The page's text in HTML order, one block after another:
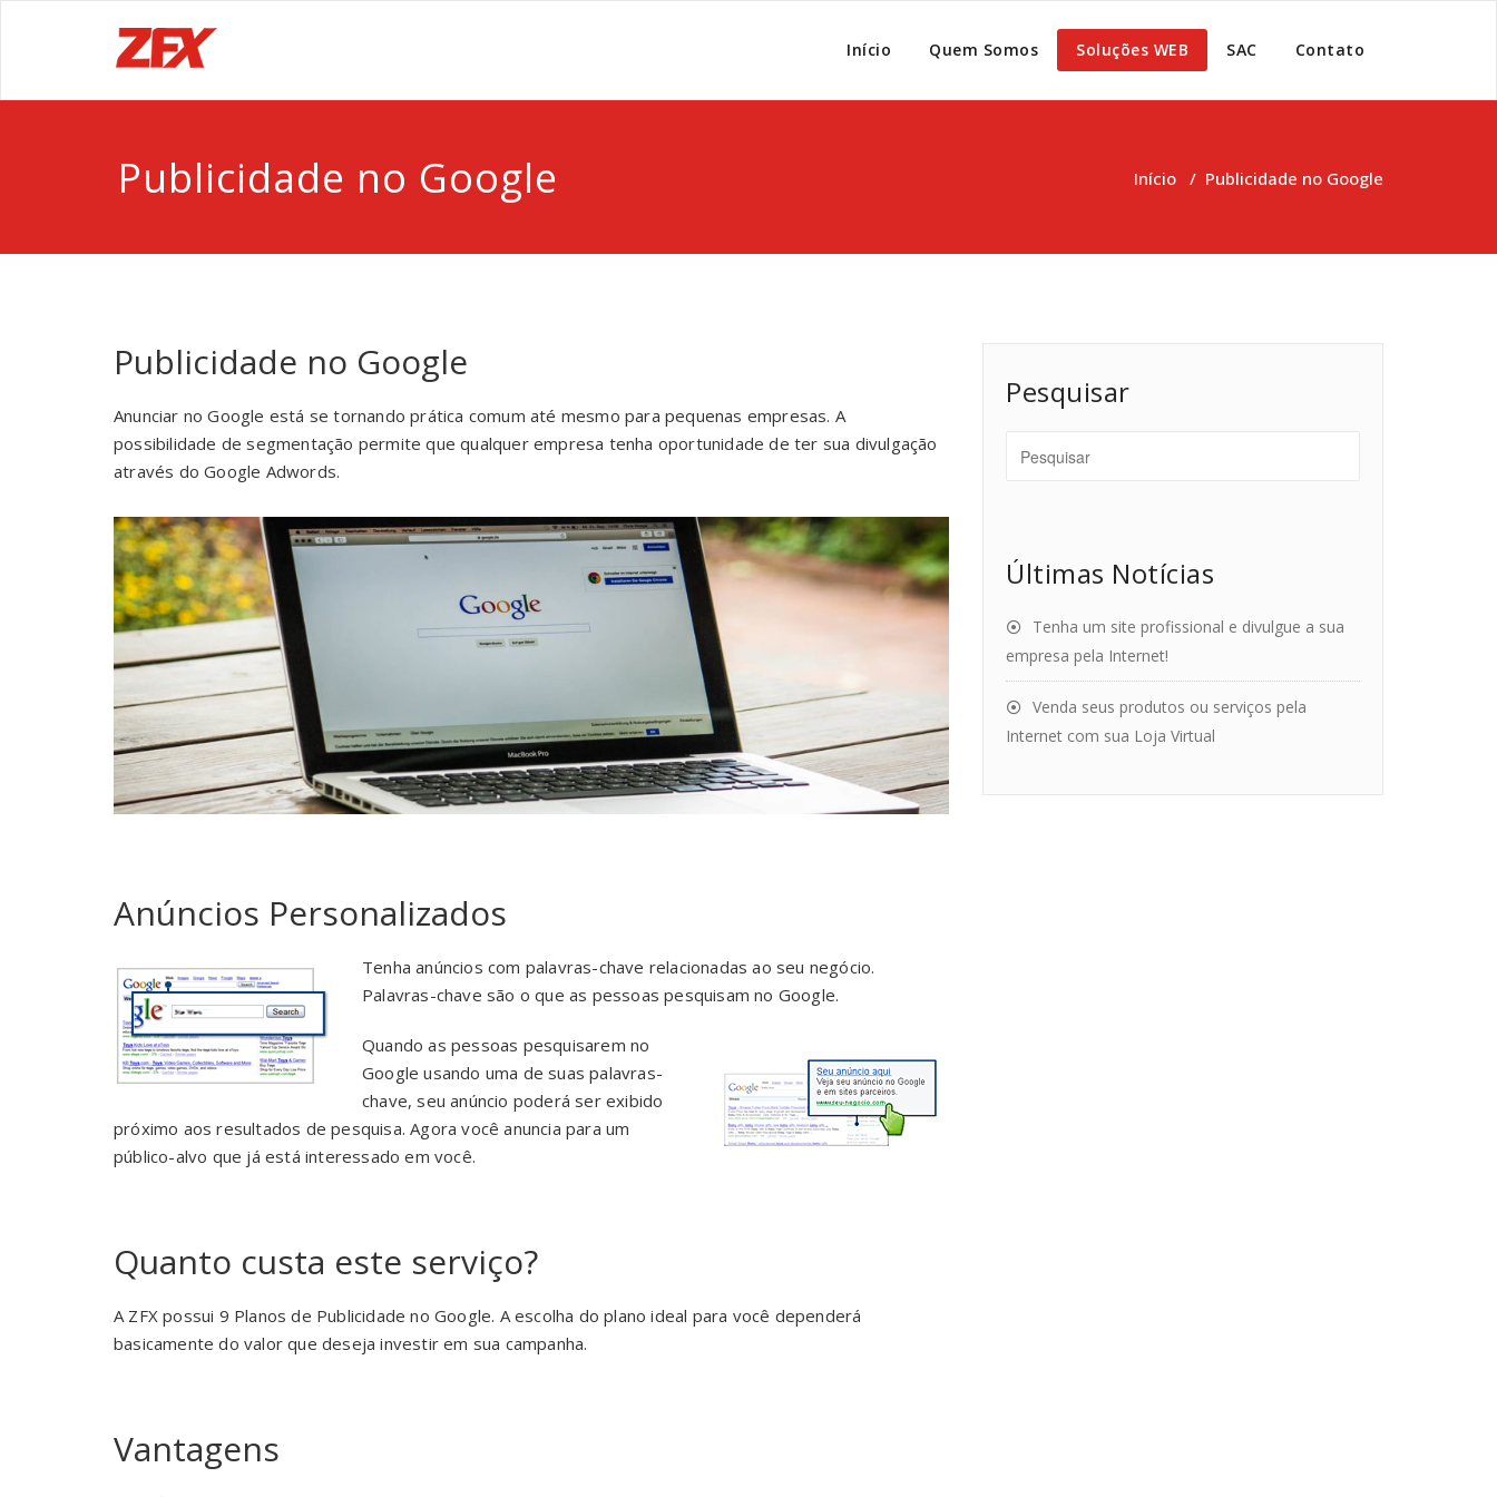
Início Quem Somos Soluções WEB SAC Contato
Publicidade no Google Início / Publicidade no Google
Publicidade no Google
Anunciar no Google está se tornando prática comum até mesmo para pequenas empresas. A
possibilidade de segmentação permite que qualquer empresa tenha oportunidade de ter sua divulgação
através do Google Adwords.
Anúncios Personalizados
Tenha anúncios com palavras-chave relacionadas ao seu negócio.
Palavras-chave são o que as pessoas pesquisam no Google.
Quando as pessoas pesquisarem no
Google usando uma de suas palavras-
chave, seu anúncio poderá ser exibido
próximo aos resultados de pesquisa. Agora você anuncia para um
público-alvo que já está interessado em você.
Quanto custa este serviço?
A ZFX possui 9 Planos de Publicidade no Google. A escolha do plano ideal para você dependerá
basicamente do valor que deseja investir em sua campanha.
Vantagens
Pesquisar
Últimas Notícias
Tenha um site profissional e divulgue a sua
empresa pela Internet!
Venda seus produtos ou serviços pela
Internet com sua Loja Virtual